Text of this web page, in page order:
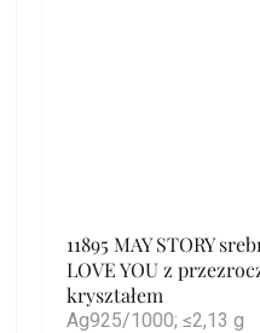
11895 MAY STORY
LOVE YOU z
kryształem
Ag925/1000; ≤2,13 g